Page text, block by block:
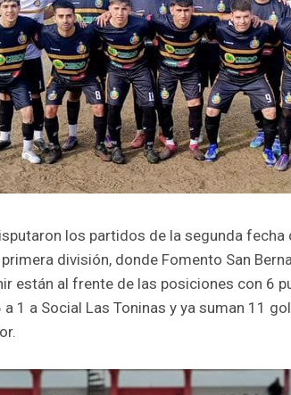
los partidos de la segunda fecha
división, donde Fomento San
están al frente de las posiciones con 6
1 a Social Las Toninas y ya suman 11